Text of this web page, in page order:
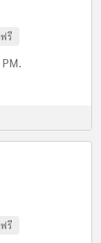
รี
รี